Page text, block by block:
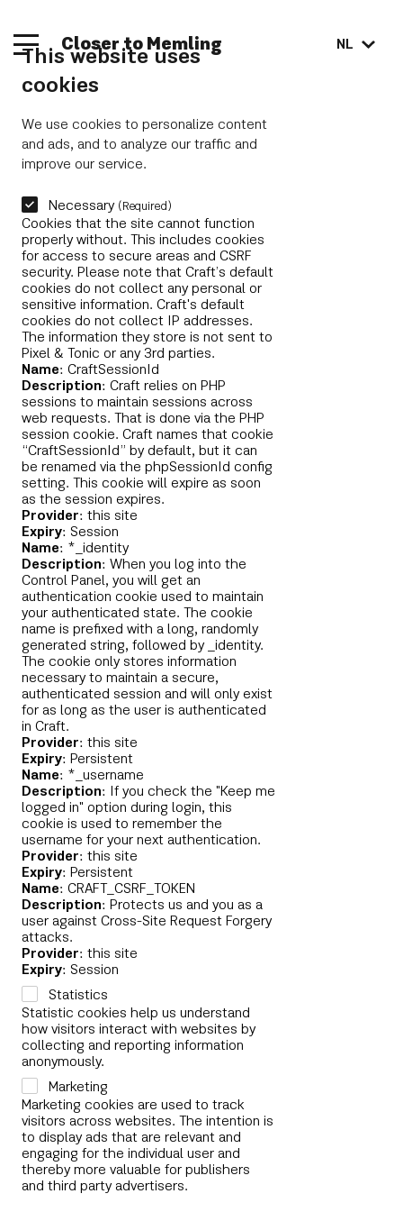
This website uses
cookies
We use cookies to personalize content
and ads, and to analyze our traffic and
improve our service.
Necessary (Required)
Cookies that the site cannot function
properly without. This includes cookies
for access to secure areas and CSRF
security. Please note that Craft’s default
cookies do not collect any personal or
sensitive information. Craft's default
cookies do not collect IP addresses.
The information they store is not sent to
Pixel & Tonic or any 3rd parties.
Name: CraftSessionId
Description: Craft relies on PHP
sessions to maintain sessions across
web requests. That is done via the PHP
session cookie. Craft names that cookie
“CraftSessionId” by default, but it can
be renamed via the phpSessionId config
setting. This cookie will expire as soon
as the session expires.
Provider: this site
Expiry: Session
Name: *_identity
Description: When you log into the
Control Panel, you will get an
authentication cookie used to maintain
your authenticated state. The cookie
name is prefixed with a long, randomly
generated string, followed by _identity.
The cookie only stores information
necessary to maintain a secure,
authenticated session and will only exist
for as long as the user is authenticated
in Craft.
Provider: this site
Expiry: Persistent
Name: *_username
Description: If you check the "Keep me
logged in" option during login, this
cookie is used to remember the
username for your next authentication.
Provider: this site
Expiry: Persistent
Name: CRAFT_CSRF_TOKEN
Description: Protects us and you as a
user against Cross-Site Request Forgery
attacks.
Provider: this site
Expiry: Session
Statistics
Statistic cookies help us understand
how visitors interact with websites by
collecting and reporting information
anonymously.
Marketing
Marketing cookies are used to track
visitors across websites. The intention is
to display ads that are relevant and
engaging for the individual user and
thereby more valuable for publishers
and third party advertisers.
Closer to Memling NL